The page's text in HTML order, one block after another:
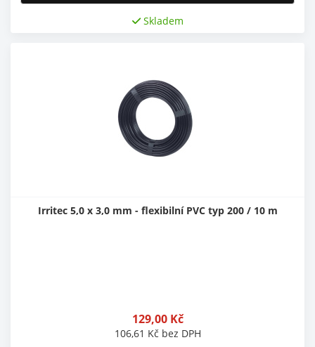
Skladem
Irritec 5,0 x 3,0 mm - flexibilní PVC typ 200 / 10 m
129,00 Kč
106,61 Kč bez DPH